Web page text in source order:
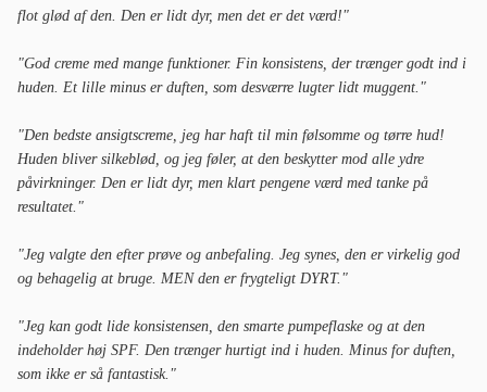
flot glød af den. Den er lidt dyr, men det er det værd!"
"God creme med mange funktioner. Fin konsistens, der trænger godt ind i
huden. Et lille minus er duften, som desværre lugter lidt muggent."
"Den bedste ansigtscreme, jeg har haft til min følsomme og tørre hud!
Huden bliver silkeblød, og jeg føler, at den beskytter mod alle ydre
påvirkninger. Den er lidt dyr, men klart pengene værd med tanke på
resultatet."
"Jeg valgte den efter prøve og anbefaling. Jeg synes, den er virkelig god
og behagelig at bruge. MEN den er frygteligt DYRT."
"Jeg kan godt lide konsistensen, den smarte pumpeflaske og at den
indeholder høj SPF. Den trænger hurtigt ind i huden. Minus for duften,
som ikke er så fantastisk."